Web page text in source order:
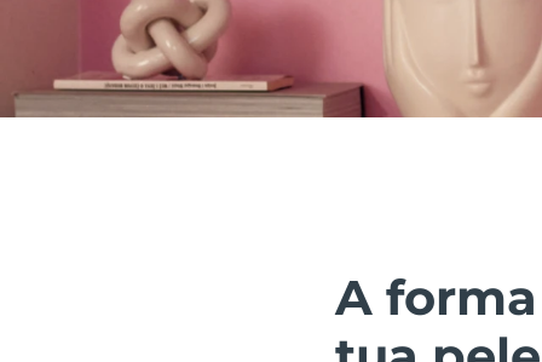
A
FAQ™ Dual LED Panel
POPULAR